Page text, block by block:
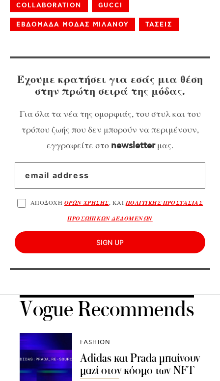
COLLABORATION GUCCI
ΕΒΔΟΜΑΔΑ ΜΟΔΑΣ ΜΙΛΑΝΟΥ ΤΑΣΕΙΣ
Έχουμε κρατήσει για εσάς μια θέση
στην πρώτη σειρά της μόδας.
Για όλα τα νέα της ομορφιάς, του στυλ και του
τρόπου ζωής που δεν μπορούν να περιμένουν,
εγγραφείτε στο newsletterμας.
ΑΠΟΔΟΧΗ ΟΡΩΝ ΧΡΗΣΗΣ, ΚΑΙ ΠΟΛΙΤΙΚΗΣ ΠΡΟΣΤΑΣΙΑΣ
ΠΡΟΣΩΠΙΚΩΝ ΔΕΔΟΜΕΝΩΝ
SIGN UP
Vogue Recommends
FASHION
Adidas και Prada μπαίνουν
μαζί στον κόσμο των NFT